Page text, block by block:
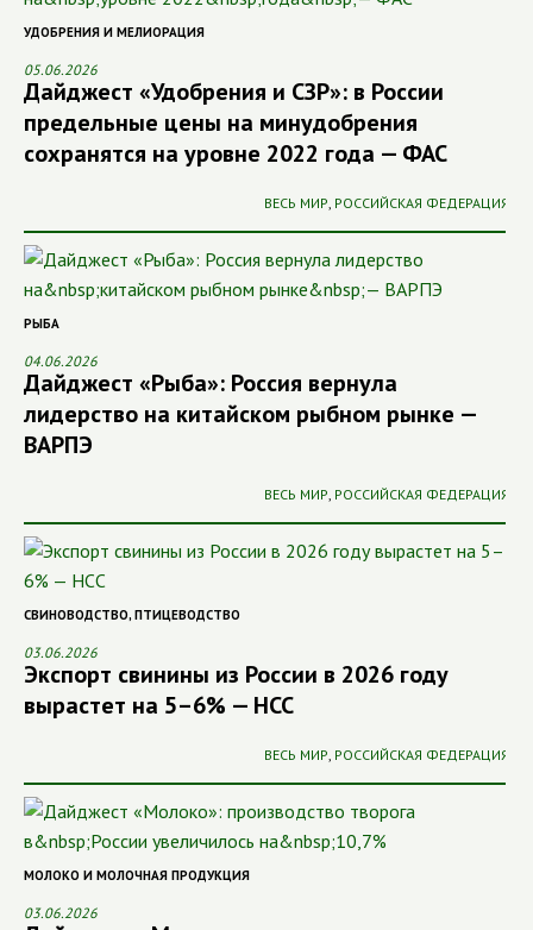
УДОБРЕНИЯ И МЕЛИОРАЦИЯ
05.06.2026
Дайджест «Удобрения и СЗР»: в России
предельные цены на минудобрения
сохранятся на уровне 2022 года — ФАС
ВЕСЬ МИР, РОССИЙСКАЯ ФЕДЕРАЦИЯ
РЫБА
04.06.2026
Дайджест «Рыба»: Россия вернула
лидерство на китайском рыбном рынке —
ВАРПЭ
ВЕСЬ МИР, РОССИЙСКАЯ ФЕДЕРАЦИЯ
СВИНОВОДСТВО, ПТИЦЕВОДСТВО
03.06.2026
Экспорт свинины из России в 2026 году
вырастет на 5–6% — НСС
ВЕСЬ МИР, РОССИЙСКАЯ ФЕДЕРАЦИЯ
МОЛОКО И МОЛОЧНАЯ ПРОДУКЦИЯ
03.06.2026